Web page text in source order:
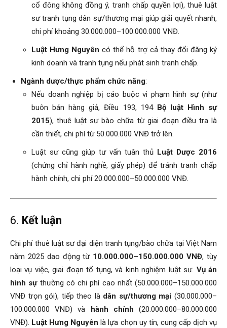
cổ đông không đồng ý, tranh chấp quyền lợi), thuê luật
sư tranh tụng dân sự/thương mại giúp giải quyết nhanh,
chi phí khoảng 30.000.000–100.000.000 VNĐ.
Luật Hưng Nguyên có thể hỗ trợ cả thay đổi đăng ký
kinh doanh và tranh tụng nếu phát sinh tranh chấp.
Ngành dược/thực phẩm chức năng:
Nếu doanh nghiệp bị cáo buộc vi phạm hình sự (như
buôn bán hàng giả, Điều 193, 194 Bộ luật Hình sự
2015), thuê luật sư bào chữa từ giai đoạn điều tra là
cần thiết, chi phí từ 50.000.000 VNĐ trở lên.
Luật sư cũng giúp tư vấn tuân thủ Luật Dược 2016
(chứng chỉ hành nghề, giấy phép) để tránh tranh chấp
hành chính, chi phí 20.000.000–50.000.000 VNĐ.
6. Kết luận
Chi phí thuê luật sư đại diện tranh tụng/bào chữa tại Việt Nam
năm 2025 dao động từ 10.000.000–150.000.000 VNĐ, tùy
loại vụ việc, giai đoạn tố tụng, và kinh nghiệm luật sư. Vụ án
hình sựthường có chi phí cao nhất (50.000.000–150.000.000
VNĐ trọn gói), tiếp theo là dân sự/thương mại (30.000.000–
100.000.000 VNĐ) và hành chính (20.000.000–80.000.000
VNĐ). Luật Hưng Nguyên là lựa chọn uy tín, cung cấp dịch vụ